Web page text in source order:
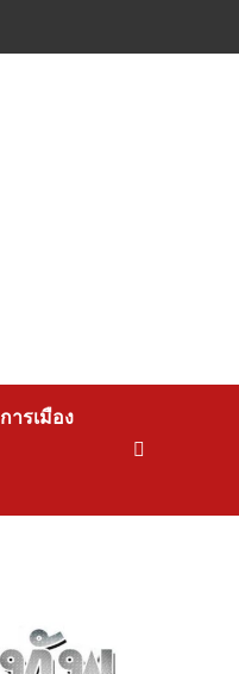
การเมือง